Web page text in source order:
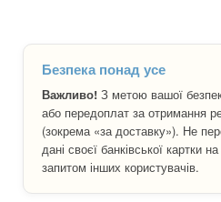
Безпека понад усе
Важливо! З метою вашої
або передоплат за отримання
(зокрема «за доставку»). Не
дані своєї банківської картки
запитом інших користувачів.